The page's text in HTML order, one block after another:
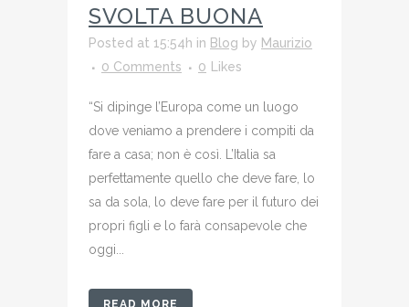
SVOLTA BUONA
Posted at 15:54h in Blog by Maurizio
0 Comments
0 Likes
“Si dipinge l’Europa come un luogo
dove veniamo a prendere i compiti da
fare a casa; non è così. L’Italia sa
perfettamente quello che deve fare, lo
sa da sola, lo deve fare per il futuro dei
propri figli e lo farà consapevole che
oggi...
READ MORE